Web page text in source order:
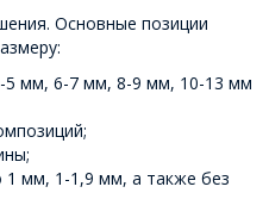
Основные позиции
5 мм, 6-7 мм, 8-9 мм, 10-13 мм
1 мм, 1-1,9 мм, а также без